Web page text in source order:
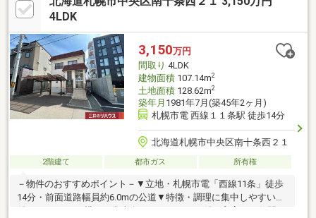
っと南９条西１７丁目店/約550m（徒歩7分）・今井内科小児科医
中学校/約500m（徒歩7分）
4LDK
3,150万円
間取り 4LDK
建物面積107.14m2
土地面積128.62m2
築年月 1981年7月(築45年2ヶ月)
札幌市電 西線１１条駅 徒歩14分
北海道札幌市中央区南十条西２１
2階建て 都市ガス 所有権
－物件のおすすめポイント－▼立地・札幌市電「西線11条」徒歩
14分・前面道路幅員約6.0mの公道▼特徴・調理に集中しやすい壁